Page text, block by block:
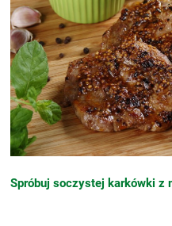
Spróbuj soczystej karkówki z